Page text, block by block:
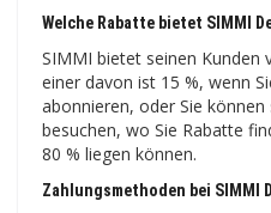
Welche Rabatte bietet SIMMI
SIMMI bietet seinen Kunden
einer davon ist 15 %, wenn
abonnieren, oder Sie
besuchen, wo Sie Rabatte
80 % liegen können.
Zahlungsmethoden bei SIMMI